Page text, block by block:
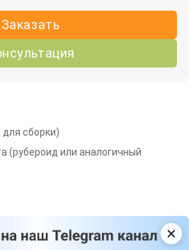
Заказать
сборки)
(рубероид или аналогичный